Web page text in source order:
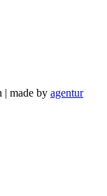
| made by agentur